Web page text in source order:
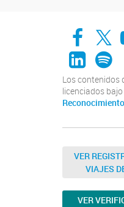
X
Los contenidos
licenciados bajo
VER
VIAJES
VER